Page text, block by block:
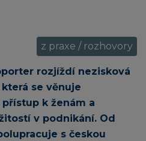
z praxe / rozhovory
rozjíždí nezisková
se věnuje
k ženám a
v podnikání. Od
s českou